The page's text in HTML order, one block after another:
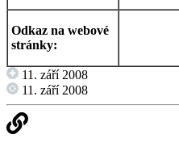
Odkaz na webové
stránky:
11. září 2008
11. září 2008